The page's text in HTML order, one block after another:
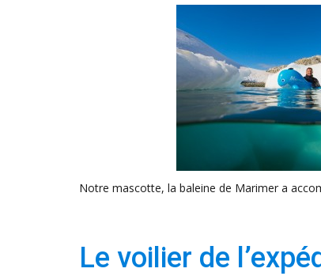
Notre mascotte, la baleine de Marimer a
Le voilier de